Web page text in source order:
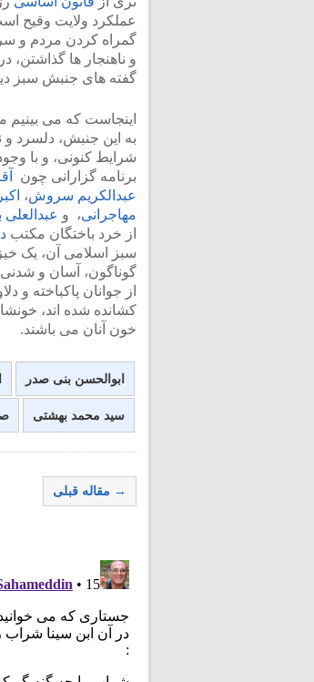
عملکرد ولایت وقیح
گمراه کردن مردم و
و ناهنجار ها گذاشتن،
گفته های جنبش سبز
اینجاست که می بینیم
به این جنبش، دلسرد و
شرایط کنونی، و با
برنامه گزارانی چون
عبدالکریم سروش،
مهاجرانی، و عبدالعلی
از خرد باختگان مکتب
سبز اسلامی آن، یک
گوناگون، آسان و
از جوانان پاکباخته
کشانده شده اند،
خون آنان می باشند.
ابوالحسن بنی صدر
سید محمد بهشتی
→ مقاله قبلی